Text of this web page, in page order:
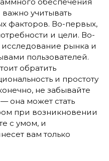
учитывать
факторов. Во-первых,
и цели. Во-
рынка и
пользователей.
обратить
и простоту
не забывайте
она может стать
при возникновении
с умом, и
вам только